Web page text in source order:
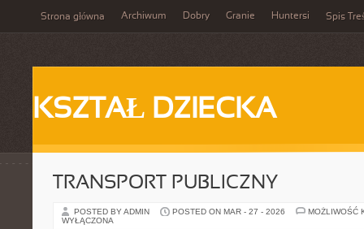
Strona główna Archiwum Dobry Granie Huntersi Spis
KSZTAŁ DZIECKA
TRANSPORT PUBLICZNY
POSTED BY ADMIN POSTED ON MAR - 27 - 2026
MOŻLIWOŚĆ
WYŁĄCZONA